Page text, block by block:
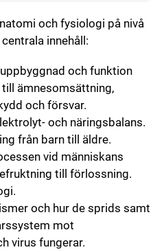
och fysiologi på nivå
innehåll:
och funktion
ämnesomsättning,
och försvar.
och näringsbalans.
från barn till äldre.
vid människans
till förlossning.
och hur de sprids samt
mot
virus fungerar.